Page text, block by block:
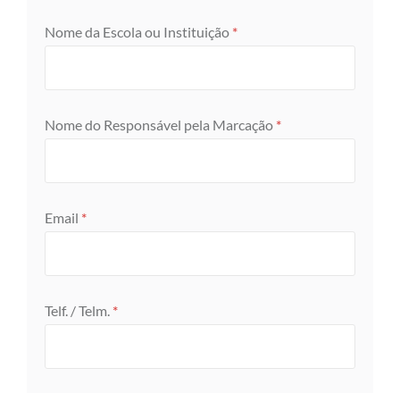
Nome da Escola ou Instituição *
Nome do Responsável pela Marcação *
Email *
Telf. / Telm. *